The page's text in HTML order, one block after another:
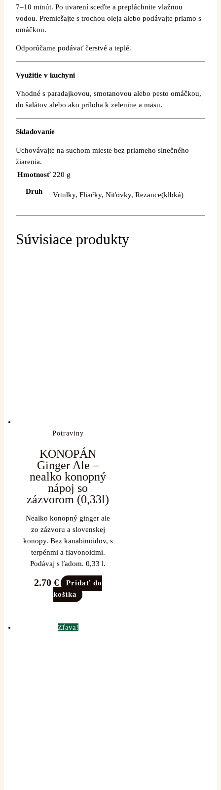
7–10 minút. Po uvarení sceďte a prepláchnite vlažnou
vodou. Premiešajte s trochou oleja alebo podávajte priamo s
omáčkou.
Odporúčame podávať čerstvé a teplé.
Využitie v kuchyni
Vhodné s paradajkovou, smotanovou alebo pesto omáčkou,
do šalátov alebo ako príloha k zelenine a mäsu.
Skladovanie
Uchovávajte na suchom mieste bez priameho slnečného
žiarenia.
Hmotnosť 220 g
Druh Vrtulky, Fliačky, Niťovky, Rezance(klbká)
Súvisiace produkty
Potraviny
KONOPÁN
Ginger Ale –
nealko konopný
nápoj so
zázvorom (0,33l)
Nealko konopný ginger ale
zo zázvoru a slovenskej
konopy. Bez kanabinoidov, s
terpénmi a flavonoidmi.
Podávaj s ľadom. 0,33 l.
2.70 €
Pridať do
košíka
Zľava!